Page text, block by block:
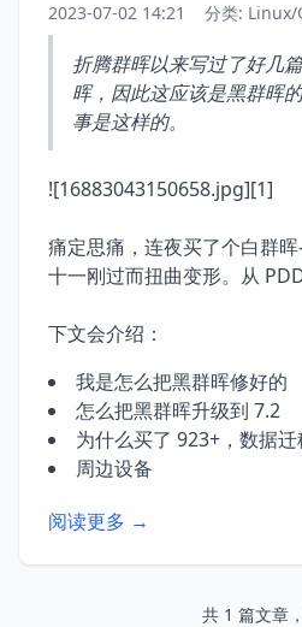
2023-07-02 14:21 分类: Linux/
折腾群晖以来写过了好几
晖，因此这应该是黑群晖
事是这样的。
![16883043150658.jpg][1]
痛定思痛，连夜买了个白群
十一刚过而扭曲变形。从
下文会介绍：
我是怎么把黑群晖修好的
怎么把黑群晖升级到 7.2
为什么买了 923+，数据迁
周边设备
阅读更多 →
共 1 篇文章